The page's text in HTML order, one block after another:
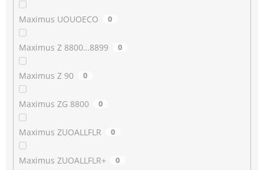
Maximus UOUOECO 0
Maximus Z 8800…8899 0
Maximus Z 90 0
Maximus ZG 8800 0
Maximus ZUOALLFLR 0
Maximus ZUOALLFLR+ 0